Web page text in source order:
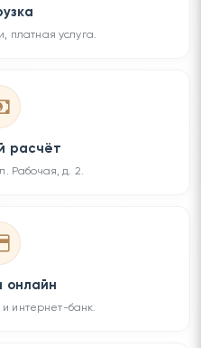
платная услуга.
расчёт
Рабочая, д. 2.
онлайн
интернет-банк.